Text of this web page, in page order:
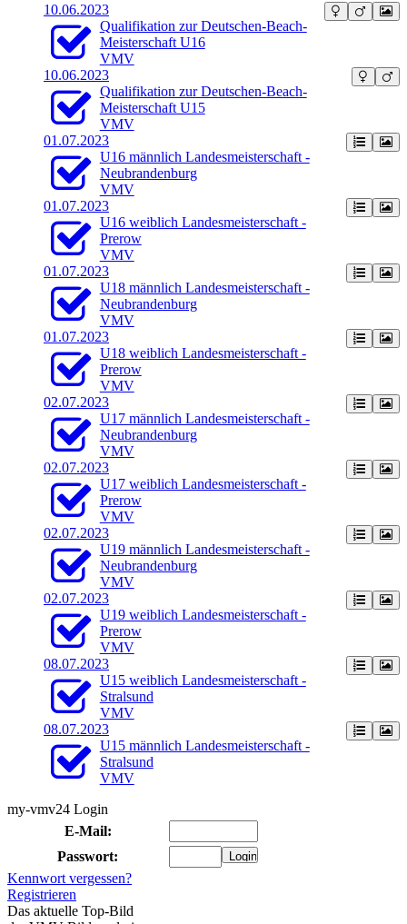
10.06.2023
Qualifikation zur Deutschen-Beach-
Meisterschaft U16
VMV
10.06.2023
Qualifikation zur Deutschen-Beach-
Meisterschaft U15
VMV
01.07.2023
U16 männlich Landesmeisterschaft -
Neubrandenburg
VMV
01.07.2023
U16 weiblich Landesmeisterschaft -
Prerow
VMV
01.07.2023
U18 männlich Landesmeisterschaft -
Neubrandenburg
VMV
01.07.2023
U18 weiblich Landesmeisterschaft -
Prerow
VMV
02.07.2023
U17 männlich Landesmeisterschaft -
Neubrandenburg
VMV
02.07.2023
U17 weiblich Landesmeisterschaft -
Prerow
VMV
02.07.2023
U19 männlich Landesmeisterschaft -
Neubrandenburg
VMV
02.07.2023
U19 weiblich Landesmeisterschaft -
Prerow
VMV
08.07.2023
U15 weiblich Landesmeisterschaft -
Stralsund
VMV
08.07.2023
U15 männlich Landesmeisterschaft -
Stralsund
VMV
my-vmv24 Login
E-Mail:
Passwort:
Kennwort vergessen?
Registrieren
Das aktuelle Top-Bild